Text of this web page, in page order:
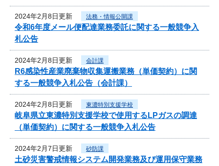
2024年2月8日更新 法務・情報公開課
令和6年度メール便配達業務委託に関する一般競争入
札公告
2024年2月8日更新 会計課
R6感染性産業廃棄物収集運搬業務（単価契約）に関
する一般競争入札公告（会計課）
2024年2月8日更新 東濃特別支援学校
岐阜県立東濃特別支援学校で使用するLPガスの調達
（単価契約）に関する一般競争入札公告
2024年2月7日更新 砂防課
土砂災害警戒情報システム開発業務及び運用保守業務